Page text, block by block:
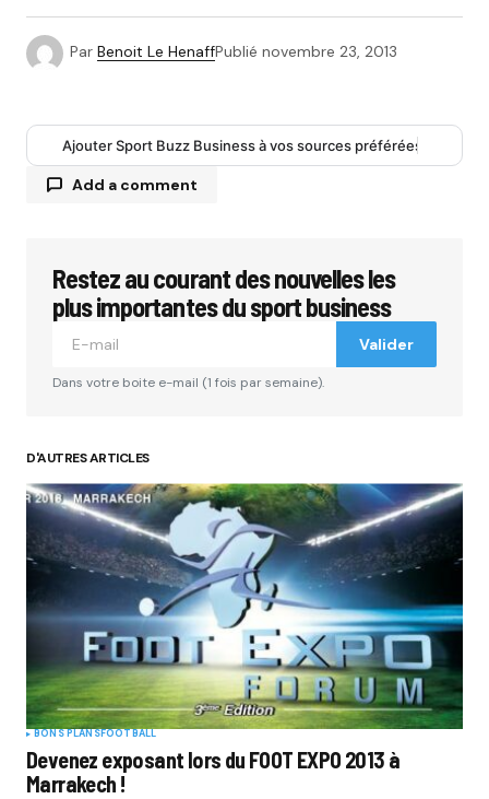
Par Benoit Le HenaffPublié novembre 23, 2013
Ajouter Sport Buzz Business à vos sources préférées
Add a comment
Votre adresse e-mail ne sera pas publiée.Les
champs obligatoires sont indiqués avec*
Your Name*
Your E-mail*
Submit Comment
Restez au courant des nouvelles les
plus importantes du sport business
Valider
Dans votre boite e-mail (1 fois par semaine).
D'AUTRES ARTICLES
BONS PLANSFOOTBALL
Devenez exposant lors du FOOT EXPO 2013 à
Marrakech !